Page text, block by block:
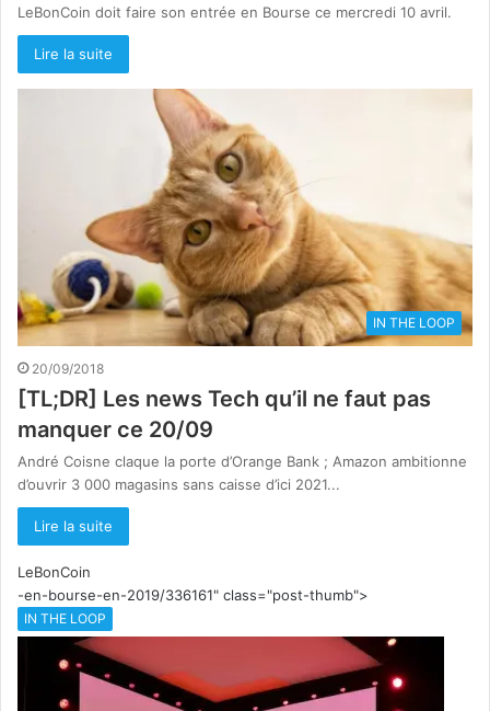
LeBonCoin doit faire son entrée en Bourse ce mercredi 10 avril.
Lire la suite
IN THE LOOP
20/09/2018
[TL;DR] Les news Tech qu’il ne faut pas
manquer ce 20/09
André Coisne claque la porte d’Orange Bank ; Amazon ambitionne
d’ouvrir 3 000 magasins sans caisse d’ici 2021...
Lire la suite
LeBonCoin
-en-bourse-en-2019/336161" class="post-thumb">
IN THE LOOP